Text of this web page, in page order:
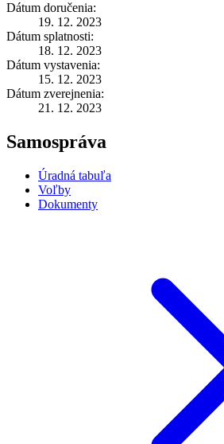
Dátum doručenia:
19. 12. 2023
Dátum splatnosti:
18. 12. 2023
Dátum vystavenia:
15. 12. 2023
Dátum zverejnenia:
21. 12. 2023
Samospráva
Úradná tabuľa
Voľby
Dokumenty